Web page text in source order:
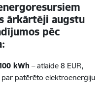
ārkārtēji augstu
pēc
kWh – atlaide 8 EUR,
patērēto elektroenerģiju